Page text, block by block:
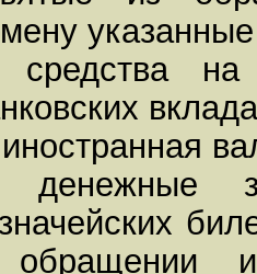
средства
денежные